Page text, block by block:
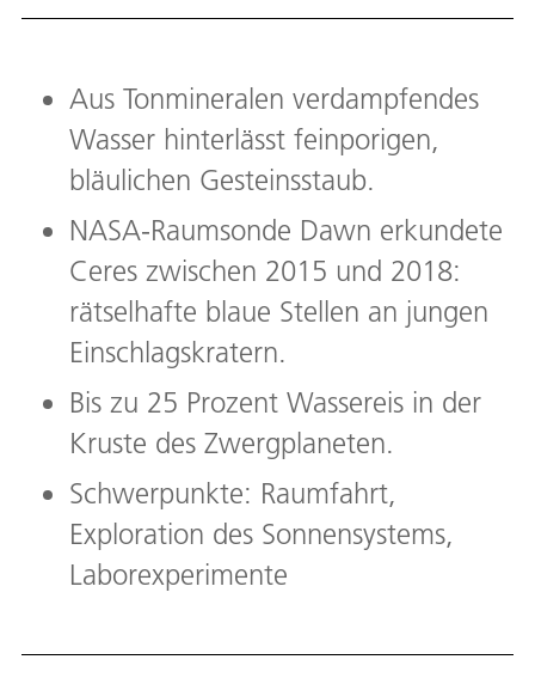
Aus Tonmineralen verdampfendes
Wasser hinterlässt feinporigen,
bläulichen Gesteinsstaub.
NASA-Raumsonde Dawn erkundete
Ceres zwischen 2015 und 2018:
rätselhafte blaue Stellen an jungen
Einschlagskratern.
Bis zu 25 Prozent Wassereis in der
Kruste des Zwergplaneten.
Schwerpunkte: Raumfahrt,
Exploration des Sonnensystems,
Laborexperimente